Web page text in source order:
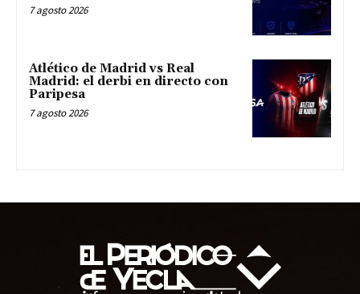
7 agosto 2026
Atlético de Madrid vs Real
Madrid: el derbi en directo con
Paripesa
7 agosto 2026